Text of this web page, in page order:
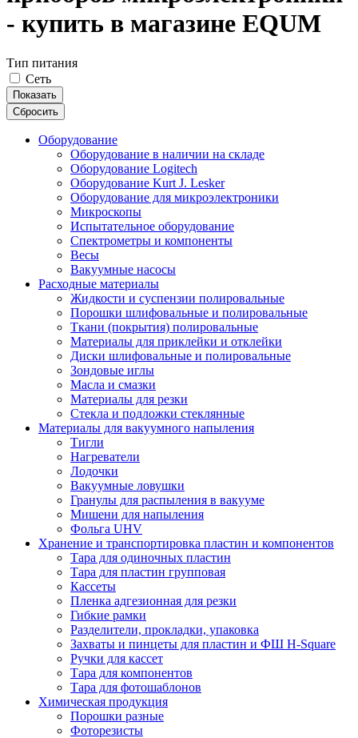
- купить в магазине EQUM
Тип питания
Сеть
Показать
Сбросить
Оборудование
Оборудование в наличии на складе
Оборудование Logitech
Оборудование Kurt J. Lesker
Оборудование для микроэлектроники
Микроскопы
Испытательное оборудование
Спектрометры и компоненты
Весы
Вакуумные насосы
Расходные материалы
Жидкости и суспензии полировальные
Порошки шлифовальные и полировальные
Ткани (покрытия) полировальные
Материалы для приклейки и отклейки
Диски шлифовальные и полировальные
Зондовые иглы
Масла и смазки
Материалы для резки
Стекла и подложки стеклянные
Материалы для вакуумного напыления
Тигли
Нагреватели
Лодочки
Вакуумные ловушки
Гранулы для распыления в вакууме
Мишени для напыления
Фольга UHV
Хранение и транспортировка пластин и компонентов
Тара для одиночных пластин
Тара для пластин групповая
Кассеты
Пленка адгезионная для резки
Гибкие рамки
Разделители, прокладки, упаковка
Захваты и пинцеты для пластин и ФШ H-Square
Ручки для кассет
Тара для компонентов
Тара для фотошаблонов
Химическая продукция
Порошки разные
Фоторезисты